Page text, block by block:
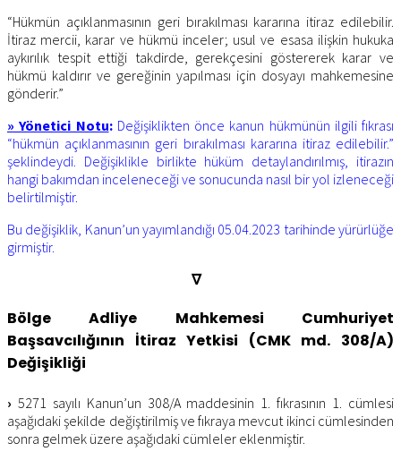
“Hükmün açıklanmasının geri bırakılması kararına itiraz edilebilir.
İtiraz mercii, karar ve hükmü inceler; usul ve esasa ilişkin hukuka
aykırılık tespit ettiği takdirde, gerekçesini göstererek karar ve
hükmü kaldırır ve gereğinin yapılması için dosyayı mahkemesine
gönderir.”
» Yönetici Notu:Değişiklikten önce kanun hükmünün ilgili fıkrası
“hükmün açıklanmasının geri bırakılması kararına itiraz edilebilir.”
şeklindeydi. Değişiklikle birlikte hüküm detaylandırılmış, itirazın
hangi bakımdan inceleneceği ve sonucunda nasıl bir yol izleneceği
belirtilmiştir.
Bu değişiklik, Kanun’un yayımlandığı 05.04.2023 tarihinde yürürlüğe
girmiştir.
∇
Bölge Adliye Mahkemesi Cumhuriyet
Başsavcılığının İtiraz Yetkisi (CMK md. 308/A)
Değişikliği
› 5271 sayılı Kanun’un 308/A maddesinin 1. fıkrasının 1. cümlesi
aşağıdaki şekilde değiştirilmiş ve fıkraya mevcut ikinci cümlesinden
sonra gelmek üzere aşağıdaki cümleler eklenmiştir.